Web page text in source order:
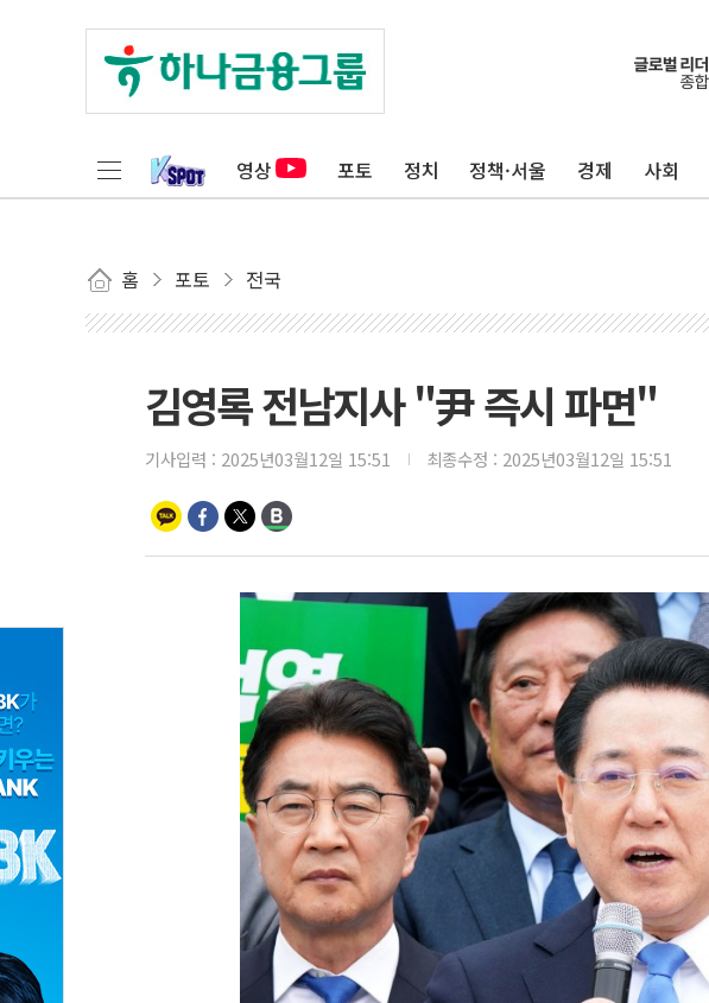
영상 포토 정치 정책·서울 경제 사회
홈 포토 전국
김영록 전남지사 "尹 즉시 파면"
기사입력 : 2025년03월12일 15:51 최종수정 : 2025년03월12일 15:51